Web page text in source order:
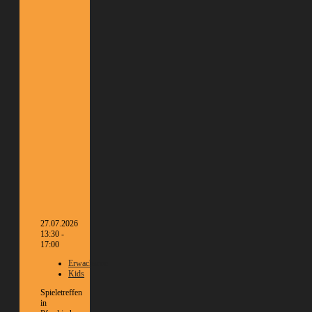
27.07.2026
13:30 -
17:00
Erwachsene
Kids
Spieletreffen
in